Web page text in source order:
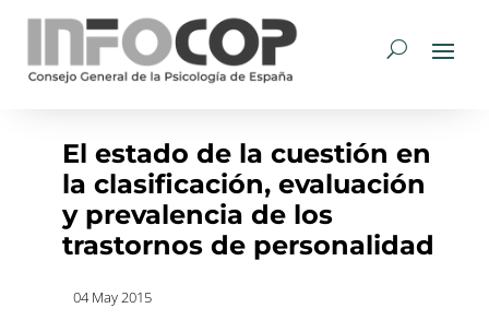
El estado de la cuestión en
la clasificación, evaluación
y prevalencia de los
trastornos de personalidad
04 May 2015